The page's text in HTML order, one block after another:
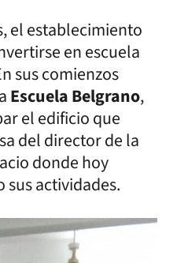
el establecimiento
en escuela
sus comienzos
Escuela Belgrano,
el edificio que
del director de la
donde hoy
actividades.